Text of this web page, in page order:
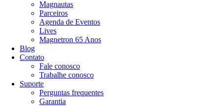
Magnautas
Parceiros
Agenda de Eventos
Lives
Magnetron 65 Anos
Blog
Contato
Fale conosco
Trabalhe conosco
Suporte
Perguntas frequentes
Garantia